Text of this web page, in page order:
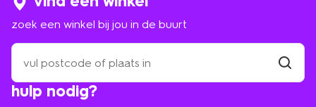
hulp nodig?
zoek een winkel bij jou in de buurt
zoek
een
winkel
bij